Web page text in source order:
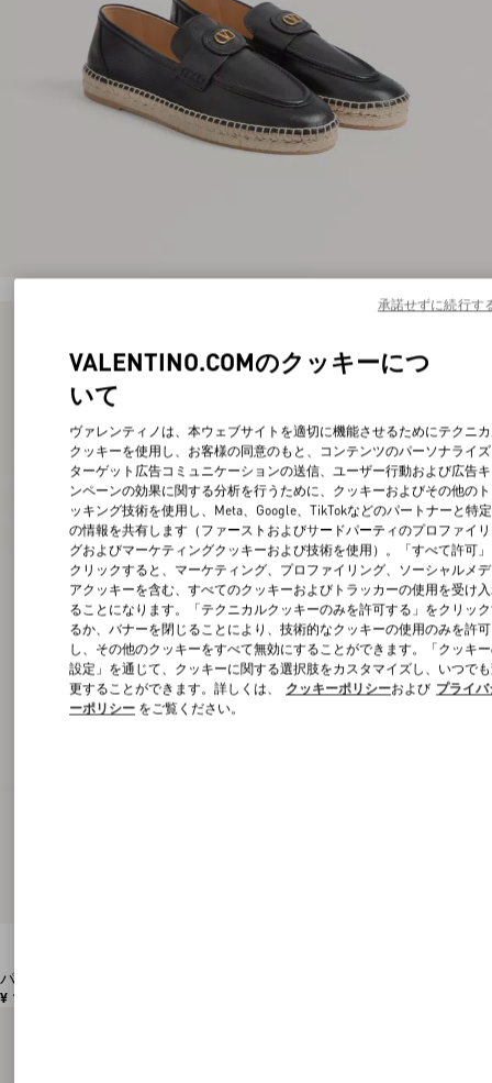
パームアヴェニュー カーフスキン ローファー
¥ 127,600
VALENTINO.COMのクッキーにつ
いて
ヴァレンティノは、本ウェブサイトを適切に機能させるためにテクニ
クッキーを使用し、お客様の同意のもと、コンテンツのパーソナライ
ターゲット広告コミュニケーションの送信、ユーザー行動および広告
ンペーンの効果に関する分析を行うために、クッキーおよびその他の
ッキング技術を使用し、Meta、Google、TikTokなどのパートナーと特定
の情報を共有します（ファーストおよびサードパーティのプロファイ
グおよびマーケティングクッキーおよび技術を使用）。「すべて許可
クリックすると、マーケティング、プロファイリング、ソーシャルメ
アクッキーを含む、すべてのクッキーおよびトラッカーの使用を受け
ることになります。「テクニカルクッキーのみを許可する」をクリッ
るか、バナーを閉じることにより、技術的なクッキーの使用のみを許可
し、その他のクッキーをすべて無効にすることができます。「クッキ
設定」を通じて、クッキーに関する選択肢をカスタマイズし、いつで
更することができます。詳しくは、
クッキーポリシーおよび プライバ
ーポリシー をご覧ください。
承諾せずに続行す